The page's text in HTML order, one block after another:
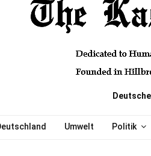
Umwelt Politik